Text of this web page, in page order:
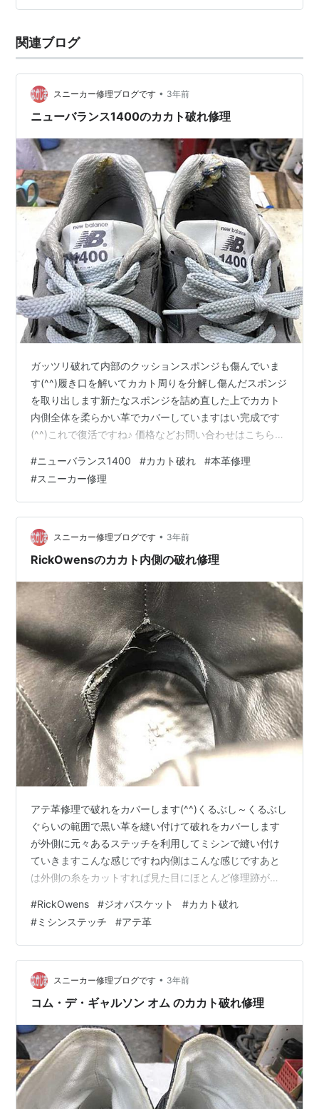
んだとしてもカカトがゴソゴソして摩擦で破れてしまい
つま先が窮屈になるのが難点ですカカトサポーターを履
いてから普通の靴下を履けばカカトだけ二重に…
関連ブログ
スニーカー修理ブログです • 3年前
ニューバランス1400のカカト破れ修理
ガッツリ破れて内部のクッションスポンジも傷んでいま
す(^^)履き口を解いてカカト周りを分解し傷んだスポンジ
を取り出します新たなスポンジを詰め直した上でカカト
内側全体を柔らかい革でカバーしていますはい完成です
(^^)これで復活ですね♪ 価格などお問い合わせはこちらか
#ニューバランス1400 #カカト破れ #本革修理
#スニーカー修理
スニーカー修理ブログです • 3年前
RickOwensのカカト内側の破れ修理
アテ革修理で破れをカバーします(^^)くるぶし～くるぶし
ぐらいの範囲で黒い革を縫い付けて破れをカバーします
が外側に元々あるステッチを利用してミシンで縫い付け
ていきますこんな感じですね内側はこんな感じですあと
は外側の糸をカットすれば見た目にほとんど修理跡がわ
る方はカカトが浮いていますのでまずは靴ヒモをしっか
り締めてくださいそれでも浮く場合はカカトに空間があ
りすぎるので分厚い靴下を履いたり、靴下の下にカカト
サポーターを装着したりして自身のカカトを大きくする
のがオススメです♪ 価格などお問い合わせはこちらから、
LINEでもメールでもOKです n…
#RickOwens #ジオバスケット #カカト破れ
#ミシンステッチ #アテ革
スニーカー修理ブログです • 3年前
コム・デ・ギャルソン オム のカカト破れ修理